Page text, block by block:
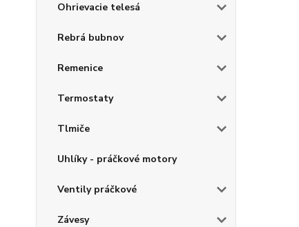
Ohrievacie telesá
Rebrá bubnov
Remenice
Termostaty
Tlmiče
Uhlíky - práčkové motory
Ventily práčkové
Závesy